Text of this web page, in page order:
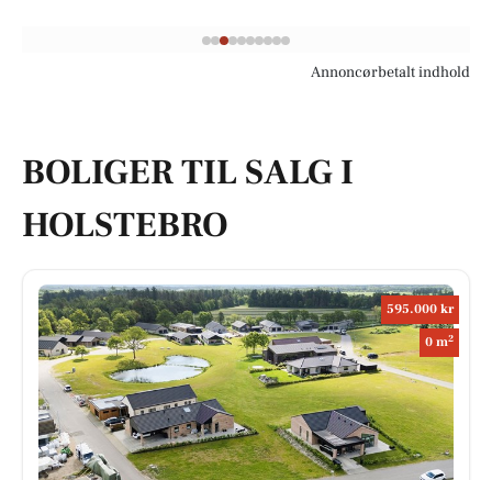
Annoncørbetalt indhold
BOLIGER TIL SALG I
HOLSTEBRO
595.000 kr
0 m2